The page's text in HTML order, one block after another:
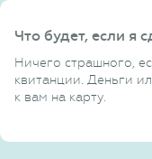
Что будет, если я
Ничего страшного,
квитанции. Деньги
к вам на карту.